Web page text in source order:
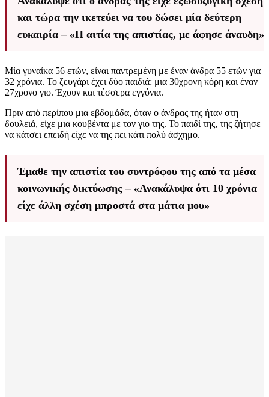
και τώρα την ικετεύει να του δώσει μία δεύτερη
ευκαιρία – «Η αιτία της απιστίας, με άφησε άναυδη»
Μία γυναίκα 56 ετών, είναι παντρεμένη με έναν άνδρα 55 ετών για
32 χρόνια. Το ζευγάρι έχει δύο παιδιά: μια 30χρονη κόρη και έναν
27χρονο γιο. Έχουν και τέσσερα εγγόνια.
Πριν από περίπου μια εβδομάδα, όταν ο άνδρας της ήταν στη
δουλειά, είχε μια κουβέντα με τον γιο της. Το παιδί της, της ζήτησε
να κάτσει επειδή είχε να της πει κάτι πολύ άσχημο.
Έμαθε την απιστία του συντρόφου της από τα μέσα
κοινωνικής δικτύωσης – «Ανακάλυψα ότι 10 χρόνια
είχε άλλη σχέση μπροστά στα μάτια μου»